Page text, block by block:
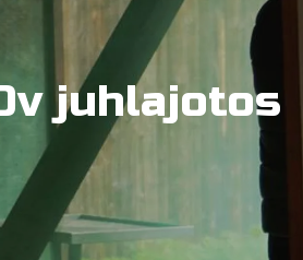
juhlajotos